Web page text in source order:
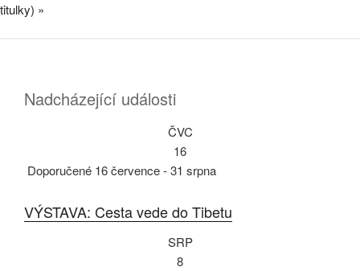
titulky) »
Nadcházející události
ČVC
16
Doporučené 16 července-31 srpna
VÝSTAVA: Cesta vede do Tibetu
SRP
8